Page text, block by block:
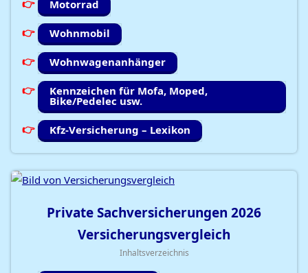
Motorrad
Wohnmobil
Wohnwagenanhänger
Kennzeichen für Mofa, Moped,
Bike/Pedelec usw.
Kfz-Versicherung – Lexikon
Private Sachversicherungen 2026
Versicherungsvergleich
Inhaltsverzeichnis